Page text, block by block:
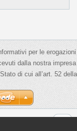
per le erogazioni
dalla nostra impresa
di cui all’art. 52 della